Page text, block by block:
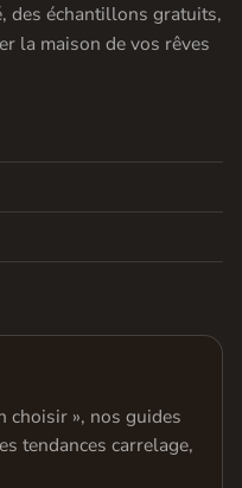
des échantillons gratuits,
la maison de vos rêves
choisir », nos guides
tendances carrelage,